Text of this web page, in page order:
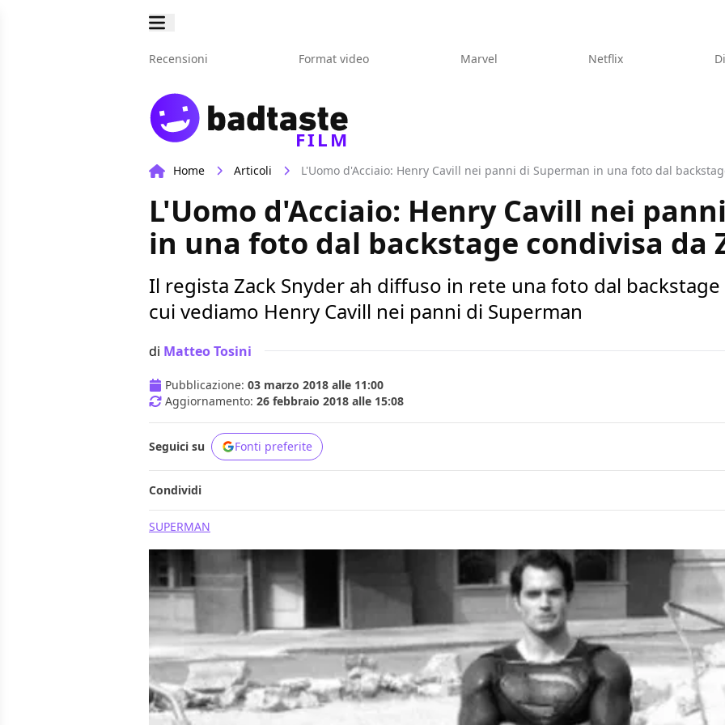
Recensioni Format video Marvel Netflix
FILM
Home Articoli L'Uomo d'Acciaio: Henry Cavill nei panni di Superman in una foto dal
L'Uomo d'Acciaio: Henry Cavill nei
in una foto dal backstage condivisa da
Il regista Zack Snyder ah diffuso in rete una foto dal
cui vediamo Henry Cavill nei panni di Superman
di Matteo Tosini
Pubblicazione: 03 marzo 2018 alle 11:00
Aggiornamento: 26 febbraio 2018 alle 15:08
Seguici su Fonti preferite
Condividi
SUPERMAN